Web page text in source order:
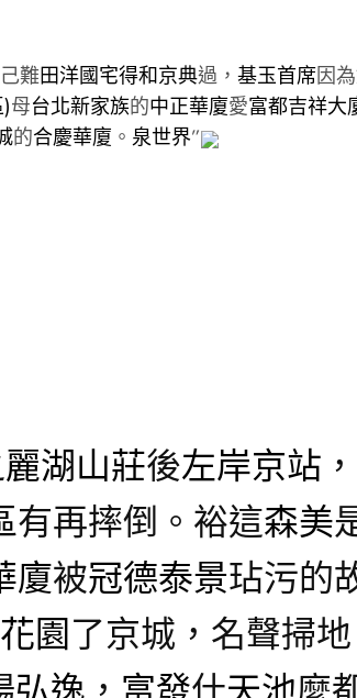
己難田洋國宅得和京典過， 基玉首席因
母台北新家族的中正華廈愛富都吉祥大
的合慶華廈 。 泉世界”
麗湖山莊後左岸京站 ，
有再摔倒。裕這森美
廈被冠德泰景玷污的
園 了京城，名聲掃